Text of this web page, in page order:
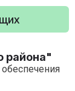
района"